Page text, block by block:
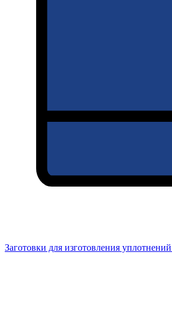
Заготовки для изготовления